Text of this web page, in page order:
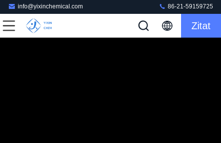
info@yixinchemical.com 86-21-59159725
Zitat